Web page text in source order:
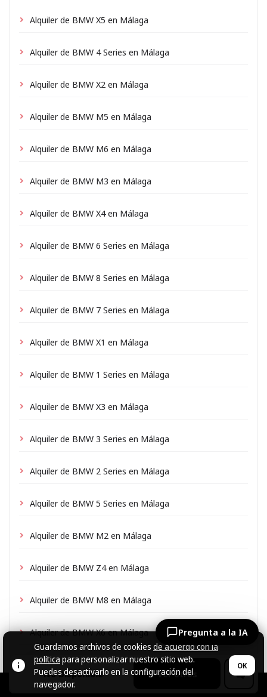
No Disponible Ver otros
Alquiler de BMW X5 en Málaga
Alquiler de BMW 4 Series en Málaga
Alquiler de BMW X2 en Málaga
Alquiler de BMW M5 en Málaga
Alquiler de BMW M6 en Málaga
Alquiler de BMW M3 en Málaga
Alquiler de BMW X4 en Málaga
Alquiler de BMW 6 Series en Málaga
Alquiler de BMW 8 Series en Málaga
Alquiler de BMW 7 Series en Málaga
Alquiler de BMW X1 en Málaga
Alquiler de BMW 1 Series en Málaga
Alquiler de BMW X3 en Málaga
Alquiler de BMW 3 Series en Málaga
Alquiler de BMW 2 Series en Málaga
Alquiler de BMW 5 Series en Málaga
Alquiler de BMW M2 en Málaga
Alquiler de BMW Z4 en Málaga
Alquiler de BMW M8 en Málaga
Alquiler de BMW X6 en Málaga
Guardamos archivos de cookies de acuerdo con la
política para personalizar nuestro sitio web.
Puedes desactivarlo en la configuración del
navegador.
OK
Pregunta a la IA